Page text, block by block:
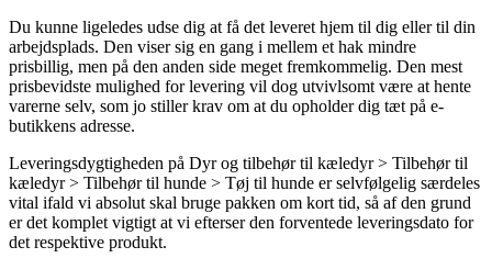
Du kunne ligeledes udse dig at få det leveret hjem til dig eller til din
arbejdsplads. Den viser sig en gang i mellem et hak mindre
prisbillig, men på den anden side meget fremkommelig. Den mest
prisbevidste mulighed for levering vil dog utvivlsomt være at hente
varerne selv, som jo stiller krav om at du opholder dig tæt på e-
butikkens adresse.
Leveringsdygtigheden på Dyr og tilbehør til kæledyr > Tilbehør til
kæledyr > Tilbehør til hunde > Tøj til hunde er selvfølgelig særdeles
vital ifald vi absolut skal bruge pakken om kort tid, så af den grund
er det komplet vigtigt at vi efterser den forventede leveringsdato for
det respektive produkt.